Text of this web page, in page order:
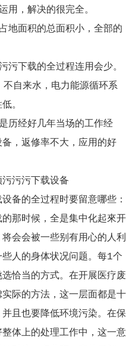
用，解决的很完全。
地面积的总面积小，全部的
污下载的全过程连用会少。
自来水，电力能源循环系
。
历经好几年当场的工作经
，返修率不大，应用的好
备的全过程时要留意哪些：
那时候，全是集中化起來开
会会被一些别有用心的人利
人的身体状况问题。每1个
恰当的方式。在开展医疗废
际的方法，这一层面都是十
且也要降低环境污染。在保
体上的处理工作中，这一意